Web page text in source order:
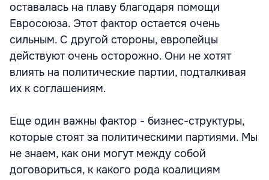
оставалась на плаву благодаря помощи
Евросоюза. Этот фактор остается очень
сильным. С другой стороны, европейцы
действуют очень осторожно. Они не хотят
влиять на политические партии, подталкивая
их к соглашениям.
Еще один важны фактор - бизнес-структуры,
которые стоят за политическими партиями. Мы
не знаем, как они могут между собой
договориться, к какого рода коалициям